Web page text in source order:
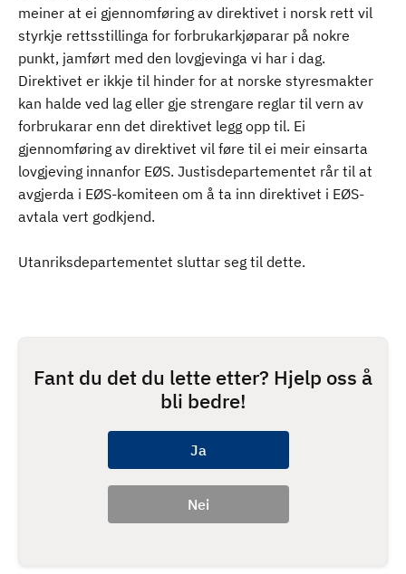
meiner at ei gjennomføring av direktivet i norsk rett vil
styrkje rettsstillinga for forbrukarkjøparar på nokre
punkt, jamført med den lovgjevinga vi har i dag.
Direktivet er ikkje til hinder for at norske styresmakter
kan halde ved lag eller gje strengare reglar til vern av
forbrukarar enn det direktivet legg opp til. Ei
gjennomføring av direktivet vil føre til ei meir einsarta
lovgjeving innanfor EØS. Justisdepartementet rår til at
avgjerda i EØS-komiteen om å ta inn direktivet i EØS-
avtala vert godkjend.
Utanriksdepartementet sluttar seg til dette.
Fant du det du lette etter? Hjelp oss å
bli bedre!